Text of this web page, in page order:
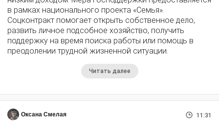
в рамках национального проекта «Семья».
Соцконтракт помогает открыть собственное дело,
развить личное подсобное хозяйство, получить
поддержку на время поиска работы или помощь в
преодолении трудной жизненной ситуации.
Читать далее
Оксана Смелая 11:31